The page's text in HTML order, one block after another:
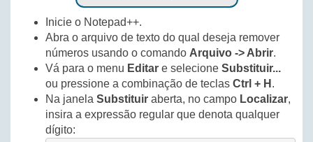
Inicie o Notepad++.
Abra o arquivo de texto do qual deseja remover
números usando o comando Arquivo -> Abrir.
Vá para o menu Editar e selecione Substituir...
ou pressione a combinação de teclas Ctrl + H .
Na janela Substituir aberta, no campo Localizar,
insira a expressão regular que denota qualquer
dígito: